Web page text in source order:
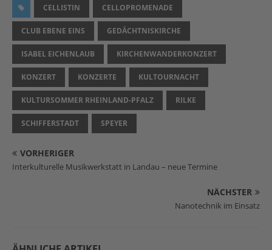
CELLISTIN CELLOPROMENADE
CLUB EBENE EINS GEDÄCHTNISKIRCHE
ISABEL EICHENLAUB KIRCHENWANDERKONZERT
KONZERT KONZERTE KULTOURNACHT
KULTURSOMMER RHEINLAND-PFALZ RILKE
SCHIFFERSTADT SPEYER
VORHERIGER
Interkulturelle Musikwerkstatt in Landau – neue Termine
NÄCHSTER
Nanotechnik im Einsatz